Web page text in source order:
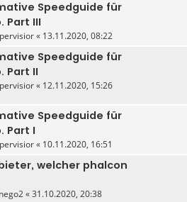
Speedguide für
Part III
« 13.11.2020, 08:22
Speedguide für
Part II
« 12.11.2020, 15:26
Speedguide für
Part I
« 10.11.2020, 16:51
welcher phalcon
«31.10.2020, 20:38